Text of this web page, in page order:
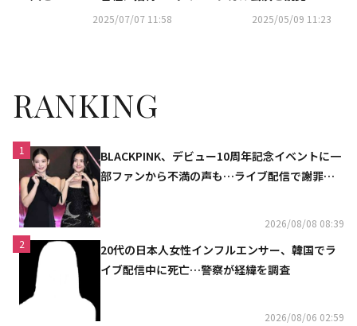
再結成への思い明かす（動画あ
2025/07/07 11:58
わらぬ友情をアピール2025/05/09 11:23
RANKING
1
BLACKPINK、デビュー10周年記念イベントに一
部ファンから不満の声も…ライブ配信で謝罪
2026/08/08 08:39
2
20代の日本人女性インフルエンサー、韓国でラ
イブ配信中に死亡…警察が経緯を調査
2026/08/06 02:59